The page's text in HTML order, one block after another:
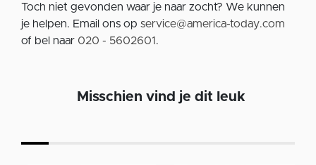
Toch niet gevonden waar je naar zocht? We kunnen
je helpen. Email ons op service@america-today.com
of bel naar 020 - 5602601.
Misschien vind je dit leuk